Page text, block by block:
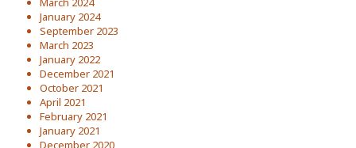
January 2024
September 2023
March 2023
January 2022
December 2021
October 2021
April 2021
February 2021
January 2021
December 2020